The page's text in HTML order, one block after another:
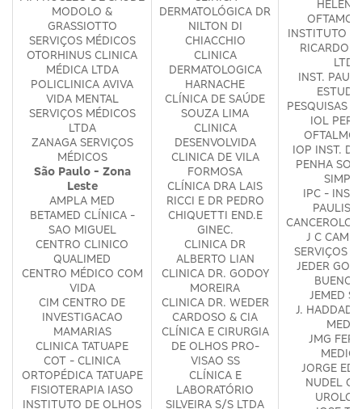
MODOLO &
GRASSIOTTO
SERVIÇOS MÉDICOS
OTORHINUS CLINICA
MÉDICA LTDA
POLICLINICA AVIVA
VIDA MENTAL
SERVIÇOS MÉDICOS
LTDA
ZANAGA SERVIÇOS
MÉDICOS
São Paulo - Zona
Leste
AMPLA MED
BETAMED CLÍNICA -
SAO MIGUEL
CENTRO CLINICO
QUALIMED
CENTRO MÉDICO COM
VIDA
CIM CENTRO DE
INVESTIGACAO
MAMARIAS
CLINICA TATUAPE
COT - CLINICA
ORTOPÉDICA TATUAPE
FISIOTERAPIA IASO
INSTITUTO DE OLHOS
DERMATOLÓGICA DR
NILTON DI
CHIACCHIO
CLINICA
DERMATOLOGICA
HARNACHE
CLÍNICA DE SAÚDE
SOUZA LIMA
CLINICA
DESENVOLVIDA
CLINICA DE VILA
FORMOSA
CLÍNICA DRA LAIS
RICCI E DR PEDRO
CHIQUETTI END.E
GINEC.
CLINICA DR
ALBERTO LIAN
CLINICA DR. GODOY
MOREIRA
CLINICA DR. WEDER
CARDOSO & CIA
CLÍNICA E CIRURGIA
DE OLHOS PRO-
VISAO SS
CLÍNICA E
LABORATÓRIO
SILVEIRA S/S LTDA
INSTITUTO
RICARDO
LTDA
INST.
PESQUISAS
IOL
IOP INST.
PENHA
IPC -
J C
SERVIÇOS
JEDER
BUENO
JEMED
J. HADDAD
JMG
JORGE
NUDEL